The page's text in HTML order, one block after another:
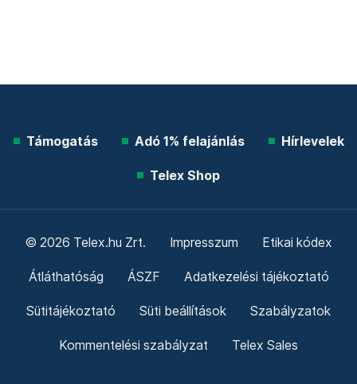
Támogatás Adó 1% felajánlás Hírlevelek
Telex Shop
© 2026 Telex.hu Zrt. Impresszum Etikai kódex
Átláthatóság ÁSZF Adatkezelési tájékoztató
Sütitájékoztató Süti beállítások Szabályzatok
Kommentelési szabályzat Telex Sales